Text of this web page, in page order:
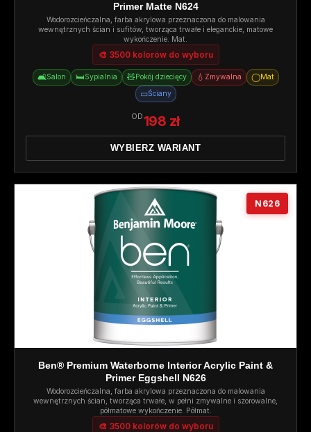
Primer Matte N624
Wodorozcieńczalna, farba akrylowa przeznaczona do malowania
wewnętrznych ścian i sufitów, tworząca trwałe i eleganckie, matowe
wykończenie. Mat.
🎨 3500 kolorów do wyboru
🛋️Salon 🛏️Sypialnia 🧸Pokój dziecięcy 💧 Zmywalna ◯Mat
▭Ściany
OD198 zł
WYBIERZ WARIANT
N626
Ben® Premium Waterborne Interior Acrylic Paint &
Primer Eggshell N626
Wodorozcieńczalna, farba akrylowa przeznaczona do malowania
wewnętrznych ścian, tworząca trwałe, w pełni zmywalne i szorowalne,
półmatowe wykończenie. Półmat.
🎨 3500 kolorów do wyboru